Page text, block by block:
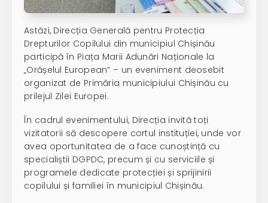
Astăzi, Direcția Generală pentru Protecția
Drepturilor Copilului din municipiul Chișinău
participă în Piața Marii Adunări Naționale la
„Orășelul European” – un eveniment deosebit
organizat de Primăria municipiului Chișinău cu
prilejul Zilei Europei.
În cadrul evenimentului, Direcția invită toți
vizitatorii să descopere cortul instituției, unde vor
avea oportunitatea de a face cunoștință cu
specialiștii DGPDC, precum și cu serviciile și
programele dedicate protecției și sprijinirii
copilului și familiei în municipiul Chișinău.